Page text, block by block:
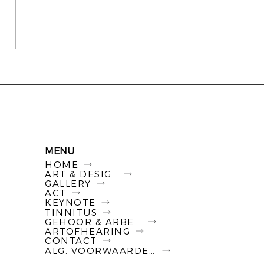
MENU
HOME
ART & DESIGN
GALLERY
ACT
KEYNOTE
TINNITUS
GEHOOR & ARBEID
ARTOFHEARING
CONTACT
ALG. VOORWAARDEN